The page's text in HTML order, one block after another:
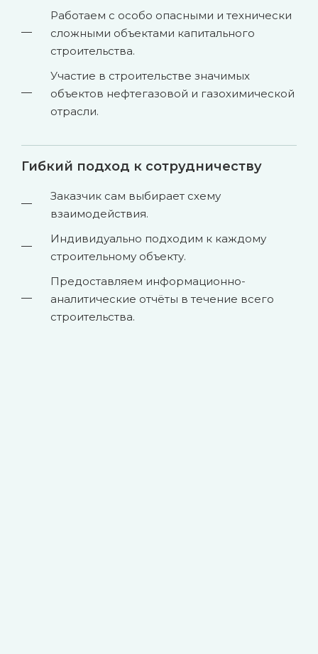
Работаем с особо опасными и технически
сложными объектами капитального
строительства.
Участие в строительстве значимых
объектов нефтегазовой и газохимической
отрасли.
Гибкий подход к сотрудничеству
Заказчик сам выбирает схему
взаимодействия.
Индивидуально подходим к каждому
строительному объекту.
Предоставляем информационно-
аналитические отчёты в течение всего
строительства.